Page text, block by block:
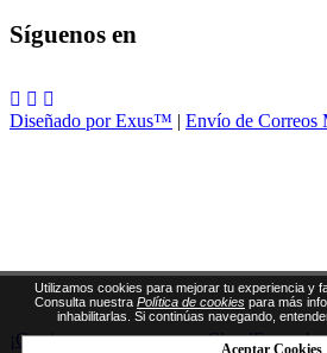
Síguenos en
Diseñado por Exus™ | Envío de Correos
¡Gestiona tus eventos con CloudEvents!
Utilizamos cookies para mejorar tu experiencia y
Consulta nuestra Política de cookies para más
inhabilitarlas. Si continúas navegando,
Aceptar Cookies